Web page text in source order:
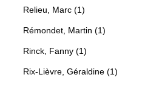
Relieu, Marc (1)
Rémondet, Martin (1)
Rinck, Fanny (1)
Rix-Lièvre, Géraldine (1)